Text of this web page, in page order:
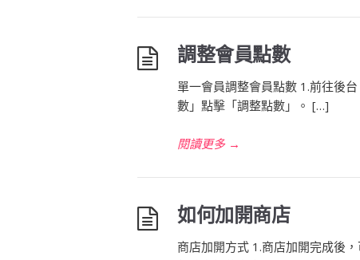
調整會員點數
單一會員調整會員點數 1.前往後
數」點擊「調整點數」。 […]
閱讀更多→
如何加開商店
商店加開方式 1.商店加開完成後